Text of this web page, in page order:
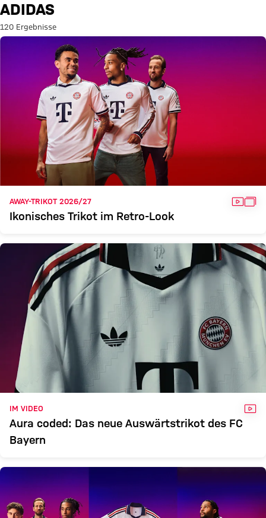
Suche: Adidas
ADIDAS
120 Ergebnisse
AWAY-TRIKOT 2026/27 VIDEO
Ikonisches Trikot im Retro-Look
IM VIDEO
Aura coded: Das neue Auswärtstrikot des FC
Bayern